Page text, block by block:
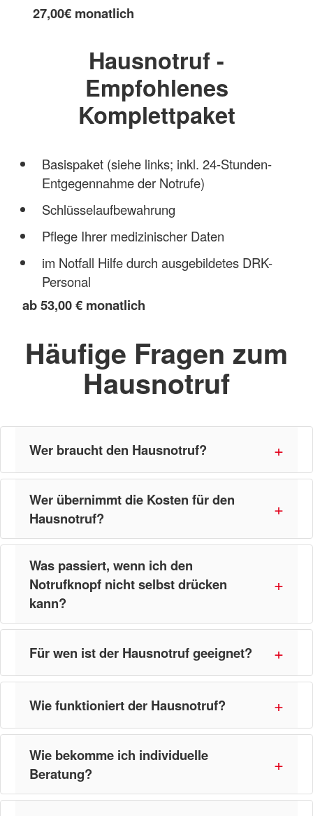
27,00€ monatlich
Hausnotruf -
Empfohlenes
Komplettpaket
Basispaket (siehe links; inkl. 24-Stunden-
Entgegennahme der Notrufe)
Schlüsselaufbewahrung
Pflege Ihrer medizinischer Daten
im Notfall Hilfe durch ausgebildetes DRK-
Personal
ab 53,00 € monatlich
Häufige Fragen zum
Hausnotruf
Wer braucht den Hausnotruf?
Wer übernimmt die Kosten für den
Hausnotruf?
Was passiert, wenn ich den
Notrufknopf nicht selbst drücken
kann?
Für wen ist der Hausnotruf geeignet?
Wie funktioniert der Hausnotruf?
Wie bekomme ich individuelle
Beratung?